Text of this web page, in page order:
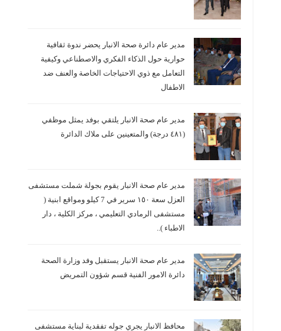
مدير عام دائرة صحة الانبار يحضر ندوة ثقافية
حوارية حول الذكاء الفكري والاصطناعي وكيفية
التعامل مع ذوي الاحتياجات الخاصة والعنف ضد
الاطفال
مدير عام صحة الانبار يلتقي بوفد يمثل موظفي
(٤٨١ درجة) والمتعينين على ملاك الدائرة
مدير عام صحة الانبار يقوم بجولة شملت مستشفى
العزل سعة ١٥٠ سرير في 7 كيلو ومواقع ابنية (
مستشفى الرمادي التعليمي ، مركز الكلية ، دار
الاطباء )..
مدير عام صحة الانبار يستقبل وفد وزارة الصحة
دائرة الامور الفنية قسم شؤون التمريض
محافظ الانبار يجري جوله تفقدية لبناية مستشفى